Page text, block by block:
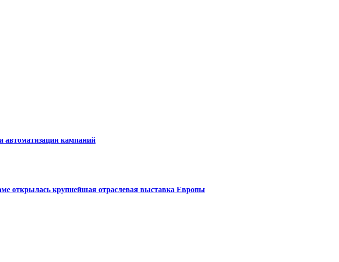
автоматизации кампаний
открылась крупнейшая отраслевая выставка Европы